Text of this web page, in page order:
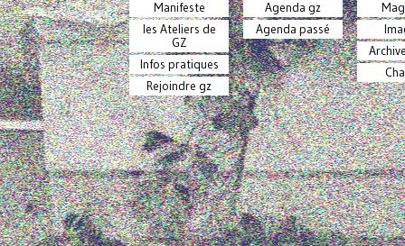
Manifeste
les Ateliers de
GZ
Infos pratiques
Rejoindre gz
Agenda gz
Agenda passé